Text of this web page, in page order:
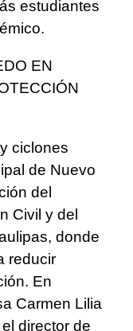
estudiantes
EN
ciclones
de Nuevo
del
Civil y del
donde
reducir
En
Carmen Lilia
director de